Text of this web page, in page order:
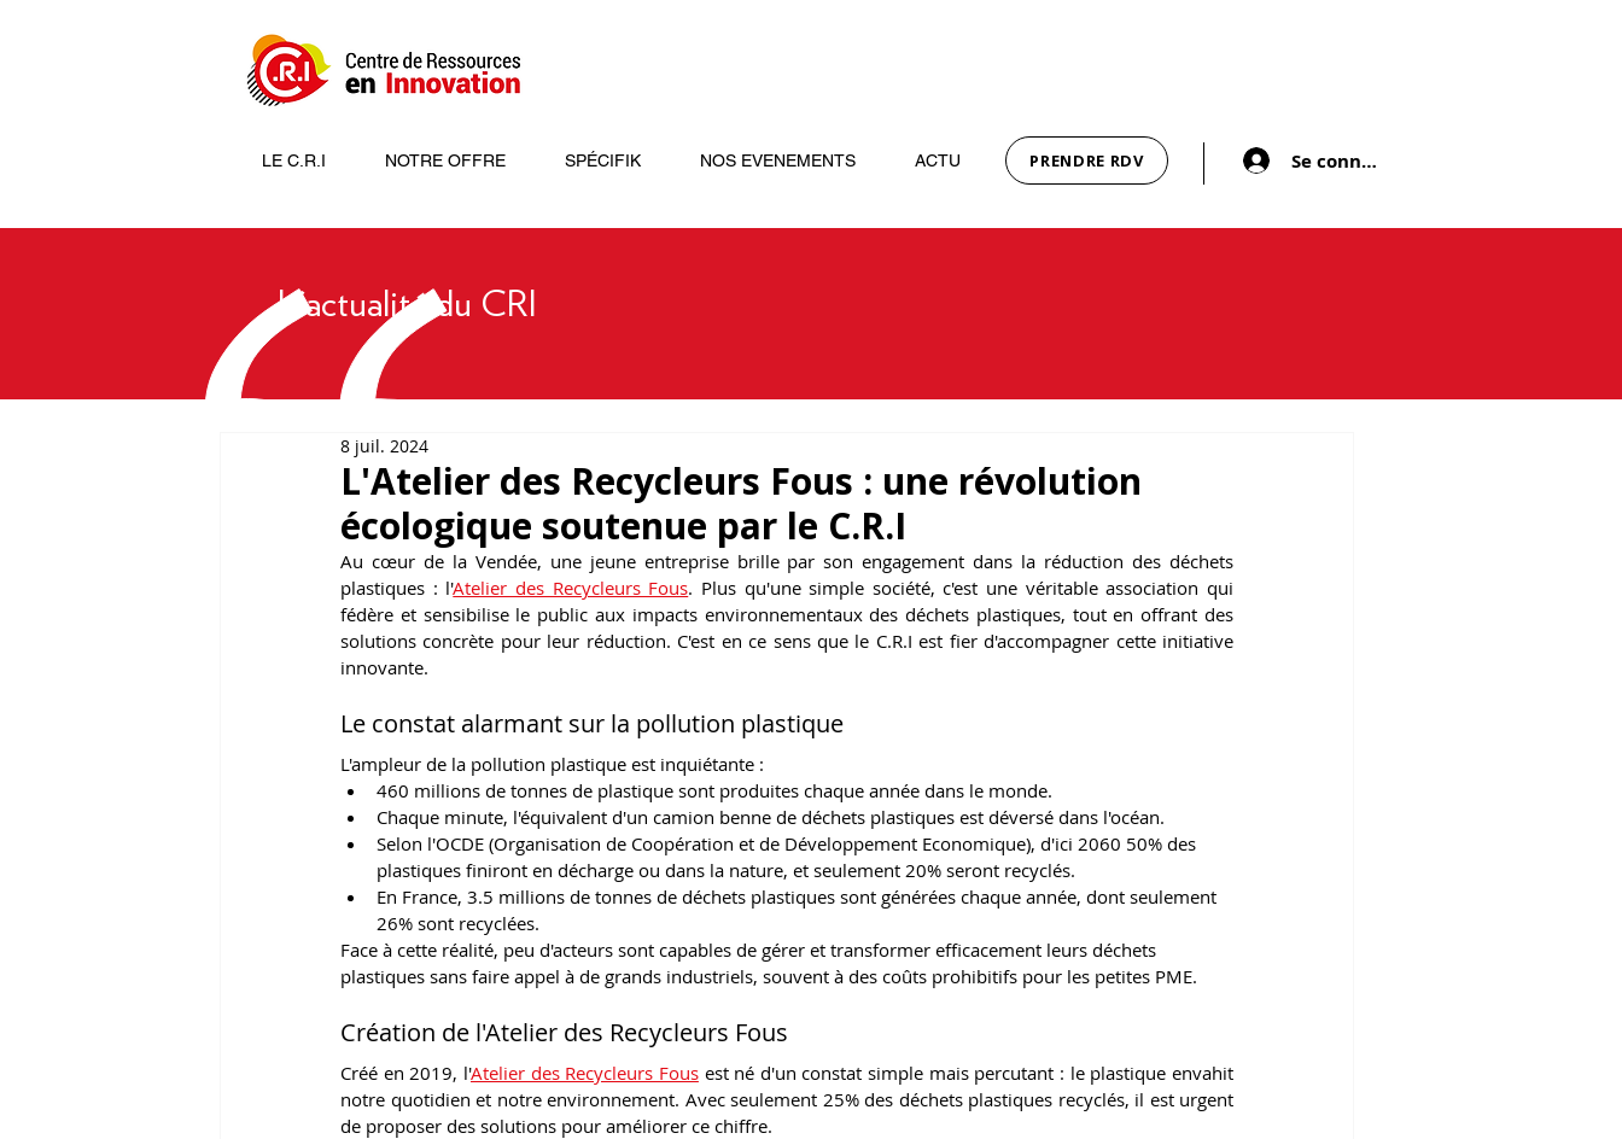
LE C.R.I NOTRE OFFRE SPÉCIFIK NOS EVENEMENTS ACTU PRENDRE RDV Se connecter
L'actualité du CRI
L'Atelier des Recycleurs Fous : une révolution
écologique soutenue par le C.R.I
8 juil. 2024
Au cœur de la Vendée, une jeune entreprise brille par son engagement dans la réduction des déchets
plastiques : l'Atelier des Recycleurs Fous. Plus qu'une simple société, c'est une véritable association qui
fédère et sensibilise le public aux impacts environnementaux des déchets plastiques, tout en offrant des
solutions concrète pour leur réduction. C'est en ce sens que le C.R.I est fier d'accompagner cette initiative
innovante.
Le constat alarmant sur la pollution plastique
L'ampleur de la pollution plastique est inquiétante :
460 millions de tonnes de plastique sont produites chaque année dans le monde.
Chaque minute, l'équivalent d'un camion benne de déchets plastiques est déversé dans l'océan.
Selon l'OCDE (Organisation de Coopération et de Développement Economique), d'ici 2060 50% des
plastiques finiront en décharge ou dans la nature, et seulement 20% seront recyclés.
En France, 3.5 millions de tonnes de déchets plastiques sont générées chaque année, dont seulement
26% sont recyclées.
Face à cette réalité, peu d'acteurs sont capables de gérer et transformer efficacement leurs déchets
plastiques sans faire appel à de grands industriels, souvent à des coûts prohibitifs pour les petites PME.
Création de l'Atelier des Recycleurs Fous
Créé en 2019, l'Atelier des Recycleurs Fous est né d'un constat simple mais percutant : le plastique envahit
notre quotidien et notre environnement. Avec seulement 25% des déchets plastiques recyclés, il est urgent
de proposer des solutions pour améliorer ce chiffre.